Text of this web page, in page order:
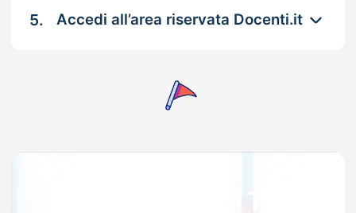
5. Accedi all’area riservata Docenti.it